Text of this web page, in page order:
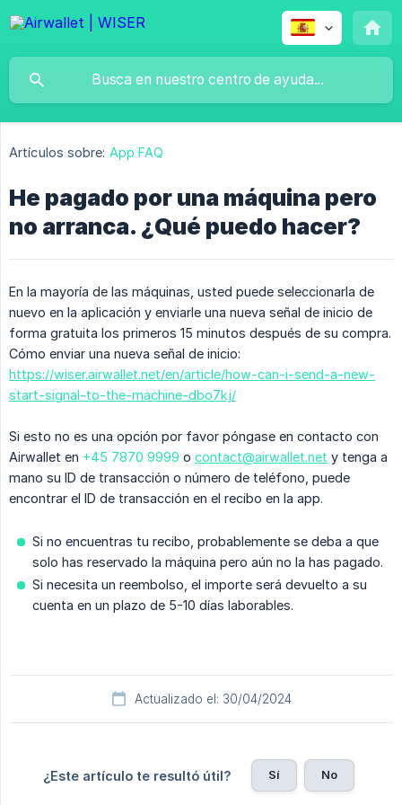
Artículos sobre: App FAQ
He pagado por una máquina pero
no arranca. ¿Qué puedo hacer?
En la mayoría de las máquinas, usted puede seleccionarla de
nuevo en la aplicación y enviarle una nueva señal de inicio de
forma gratuita los primeros 15 minutos después de su compra.
Cómo enviar una nueva señal de inicio:
https://wiser.airwallet.net/en/article/how-can-i-send-a-new-
start-signal-to-the-machine-dbo7kj/
Si esto no es una opción por favor póngase en contacto con
Airwallet en +45 7870 9999 o contact@airwallet.net y tenga a
mano su ID de transacción o número de teléfono, puede
encontrar el ID de transacción en el recibo en la app.
Si no encuentras tu recibo, probablemente se deba a que
solo has reservado la máquina pero aún no la has pagado.
Si necesita un reembolso, el importe será devuelto a su
cuenta en un plazo de 5-10 días laborables.
Actualizado el: 30/04/2024
¿Este artículo te resultó útil? Sí No